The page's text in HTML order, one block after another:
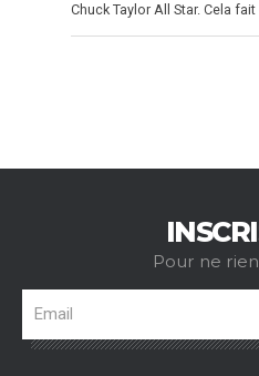
Chuck Taylor All Star. Cela
Pour ne